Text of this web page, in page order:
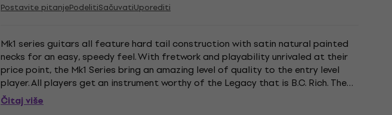
Postavite pitanjePodelitiSačuvatiUporediti
Mk1 series guitars all feature hard tail construction with satin natural painted
necks for an easy, speedy feel. With fretwork and playability unrivaled at their
price point, the Mk1 Series bring an amazing level of quality to the entry level
player. All players get an instrument worthy of the Legacy that is B.C. Rich. The
same attention to...
Čitaj više